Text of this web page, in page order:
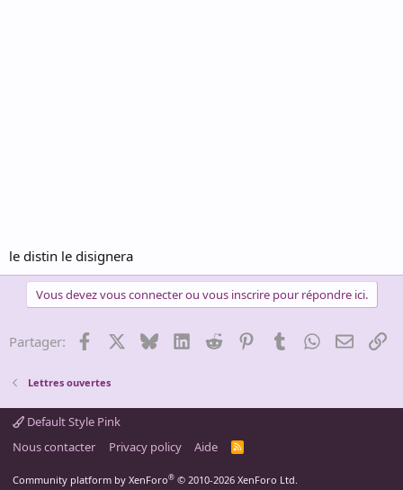
le distin le disignera
Vous devez vous connecter ou vous inscrire pour répondre ici.
Partager: Facebook BlueskyLinkedInReddit PinterestTumblrWhatsApp
Email
Lettres ouvertes
Default Style Pink
Nous contacter
Privacy policy Aide
R
Community platform by XenForo® © 2010-2026 XenForo Ltd.